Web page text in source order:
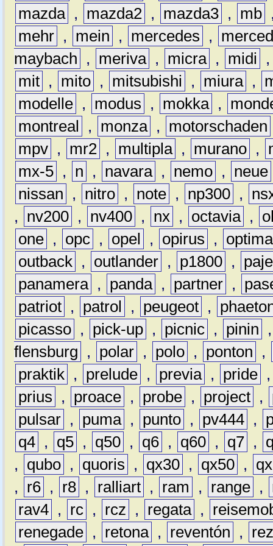
mazda , mazda2 , mazda3 , mb
mehr , mein , mercedes ,
maybach
, meriva , micra , midi
mit , mito , mitsubishi , miura ,
modelle , modus , mokka ,
montreal
, monza , motorschaden
mpv , mr2 , multipla , murano ,
mx-5 , n , navara , nemo , neue
nissan
, nitro , note , np300 ,
,
nv200 , nv400 , nx , octavia ,
one , opc , opel , opirus ,
optima
outback , outlander , p1800 ,
panamera , panda , partner ,
patriot , patrol , peugeot ,
picasso , pick-up , picnic , pinin
flensburg
, polar , polo , ponton
,
praktik , prelude , previa , pride
prius
, proace , probe , project ,
pulsar , puma , punto , pv444 ,
q4 , q5 , q50 , q6 , q60 , q7 ,
,
qubo , quoris , qx30 , qx50 ,
,
r6 , r8 , ralliart , ram , range ,
rav4 , rc , rcz , regata ,
renegade , retona , reventón ,